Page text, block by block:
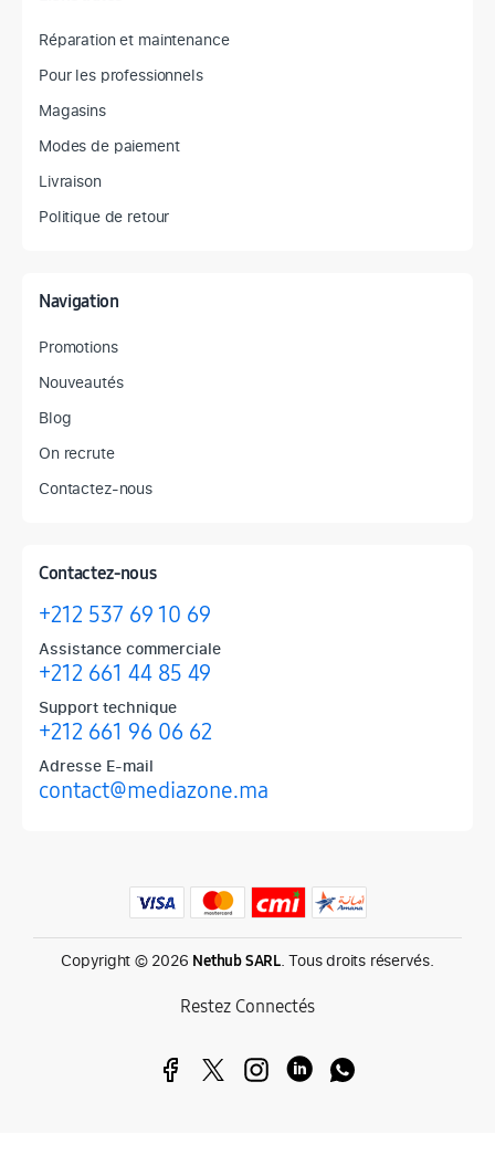
Réparation et maintenance
Pour les professionnels
Magasins
Modes de paiement
Livraison
Politique de retour
Navigation
Promotions
Nouveautés
Blog
On recrute
Contactez-nous
Contactez-nous
+212 537 69 10 69
Assistance commerciale
+212 661 44 85 49
Support technique
+212 661 96 06 62
Adresse E-mail
contact@mediazone.ma
Produits phares chez Mediazone
Retrouvez chez Mediazone les références incontournables :
Copyright © 2026 Nethub SARL. Tous droits réservés.
Restez Connectés